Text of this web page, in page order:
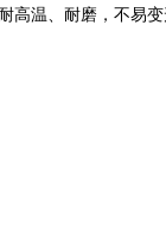
高温、耐磨，不易